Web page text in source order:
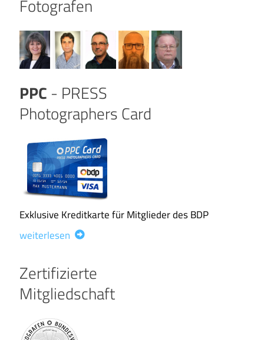
Fotografen
PPC - PRESS
Photographers Card
Exklusive Kreditkarte für Mitglieder des BDP
weiterlesen
Zertifizierte
Mitgliedschaft